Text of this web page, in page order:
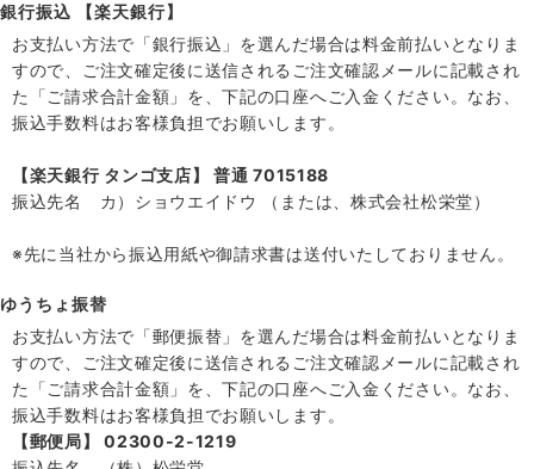
銀行振込 【楽天銀行】
お支払い方法で「銀行振込」を選んだ場合は料金前払いとなりま
すので、ご注文確定後に送信されるご注文確認メールに記載され
た「ご請求合計金額」を、下記の口座へご入金ください。なお、
振込手数料はお客様負担でお願いします。
【楽天銀行 タンゴ支店】 普通 7015188
振込先名 カ）ショウエイドウ （または、株式会社松栄堂）
※先に当社から振込用紙や御請求書は送付いたしておりません。
ゆうちょ振替
お支払い方法で「郵便振替」を選んだ場合は料金前払いとなりま
すので、ご注文確定後に送信されるご注文確認メールに記載され
た「ご請求合計金額」を、下記の口座へご入金ください。なお、
振込手数料はお客様負担でお願いします。
【郵便局】 02300-2-1219